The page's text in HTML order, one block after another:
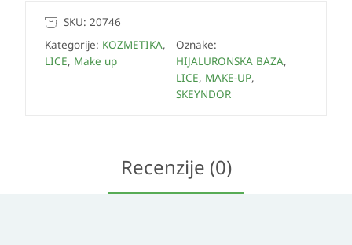
SKU: 20746
Kategorije: KOZMETIKA,
LICE, Make up
Oznake:
HIJALURONSKA BAZA,
LICE, MAKE-UP,
SKEYNDOR
Recenzije (0)